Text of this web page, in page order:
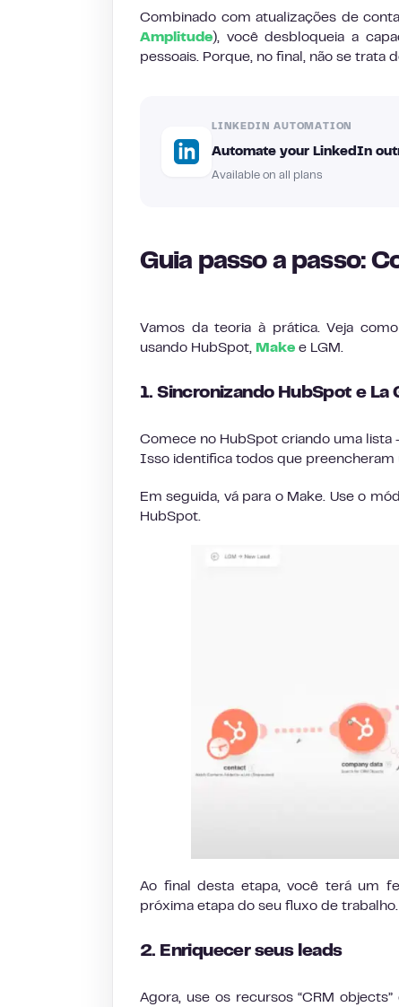
Combinado com atualizações de
Amplitude), você desbloqueia a
pessoais. Porque, no final, não se trata
LINKEDIN AUTOMATION
Automate your LinkedIn
Available on all plans
Guia passo a passo:
Vamos da teoria à prática. Veja
usando HubSpot, Make e LGM.
1. Sincronizando HubSpot e
Comece no HubSpot criando uma lista
Isso identifica todos que
Em seguida, vá para o Make. Use o
HubSpot.
Ao final desta etapa, você terá um
próxima etapa do seu fluxo de trabalho.
2. Enriquecer seus leads
Agora, use os recursos “CRM